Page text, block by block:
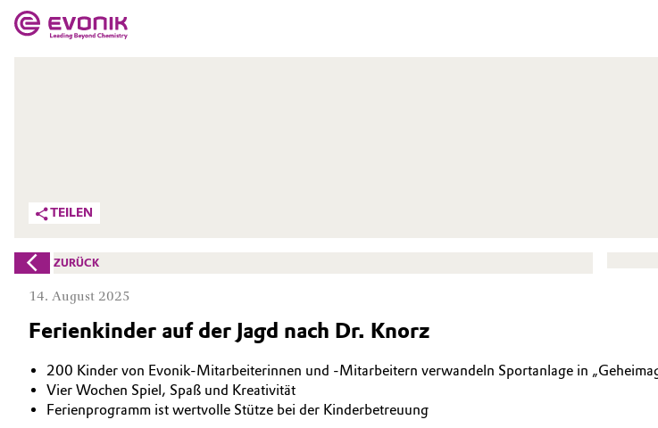
Additive Manufacturing
Adhesives & Sealants
Aerospace
Agriculture
Animal Nutrition & Health
We go beyond
BVB Partnerschaft
TEILEN
ZURÜCK
14. August 2025
Ferienkinder auf der Jagd nach Dr. Knorz
200 Kinder von Evonik-Mitarbeiterinnen und -Mitarbeitern verwandeln Sportanlage in
Vier Wochen Spiel, Spaß und Kreativität
Ferienprogramm ist wertvolle Stütze bei der Kinderbetreuung